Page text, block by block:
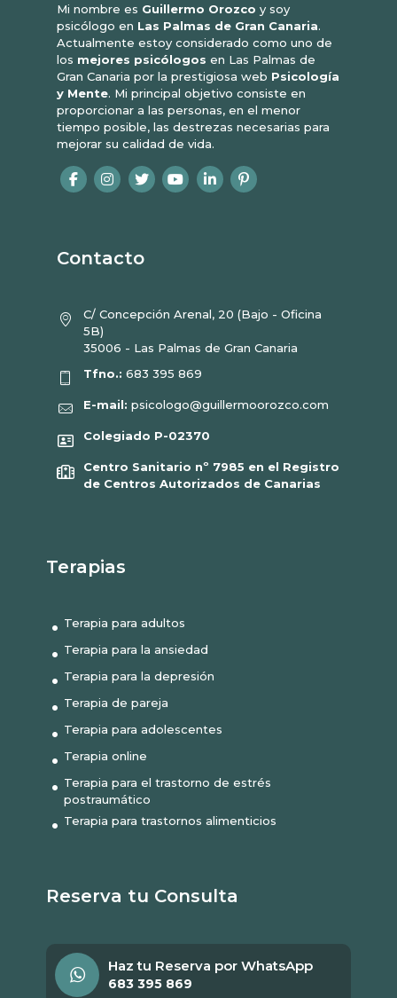
Mi nombre es Guillermo Orozco y soy
psicólogo en Las Palmas de Gran Canaria.
Actualmente estoy considerado como uno de
los mejores psicólogos en Las Palmas de
Gran Canaria por la prestigiosa web Psicología
y Mente. Mi principal objetivo consiste en
proporcionar a las personas, en el menor
tiempo posible, las destrezas necesarias para
mejorar su calidad de vida.
Contacto
C/ Concepción Arenal, 20 (Bajo - Oficina
5B)
35006 - Las Palmas de Gran Canaria
Tfno.: 683 395 869
E-mail: psicologo@guillermoorozco.com
Colegiado P-02370
Centro Sanitario nº 7985 en el Registro
de Centros Autorizados de Canarias
Terapias
Terapia para adultos
Terapia para la ansiedad
Terapia para la depresión
Terapia de pareja
Terapia para adolescentes
Terapia online
Terapia para el trastorno de estrés
postraumático
Terapia para trastornos alimenticios
Reserva tu Consulta
Haz tu Reserva por WhatsApp
683 395 869